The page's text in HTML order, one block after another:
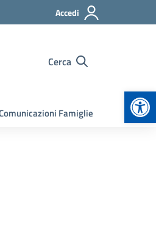
Accedi
Cerca
Famiglie